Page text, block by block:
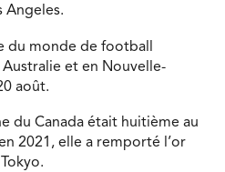
Angeles.
du monde de football
et en Nouvelle-
août.
du Canada était huitième au
2021, elle a remporté l’or